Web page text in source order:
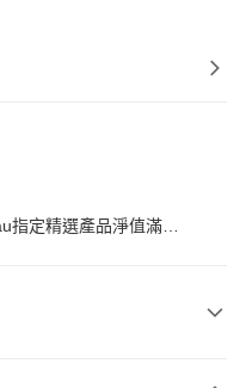
指定精選產品淨值滿